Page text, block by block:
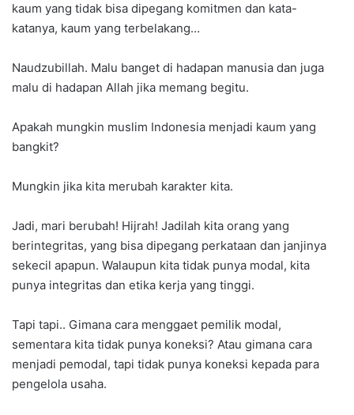
kaum yang tidak bisa dipegang komitmen dan kata-
katanya, kaum yang terbelakang…
Naudzubillah. Malu banget di hadapan manusia dan juga
malu di hadapan Allah jika memang begitu.
Apakah mungkin muslim Indonesia menjadi kaum yang
bangkit?
Mungkin jika kita merubah karakter kita.
Jadi, mari berubah! Hijrah! Jadilah kita orang yang
berintegritas, yang bisa dipegang perkataan dan janjinya
sekecil apapun. Walaupun kita tidak punya modal, kita
punya integritas dan etika kerja yang tinggi.
Tapi tapi.. Gimana cara menggaet pemilik modal,
sementara kita tidak punya koneksi? Atau gimana cara
menjadi pemodal, tapi tidak punya koneksi kepada para
pengelola usaha.